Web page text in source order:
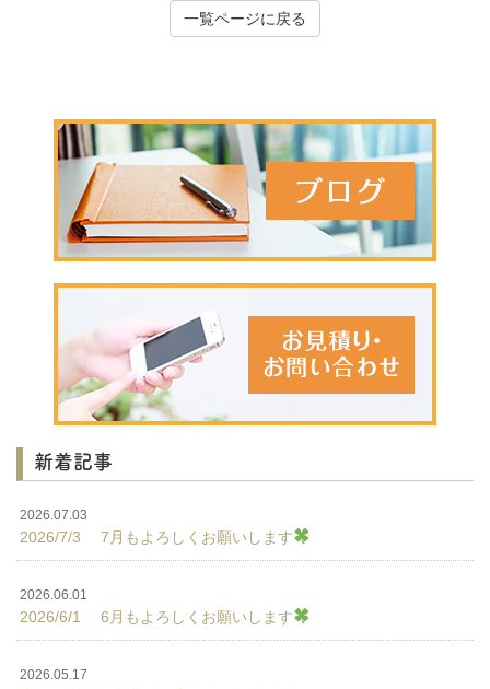
一覧ページに戻る
新着記事
2026.07.03
2026/7/3 7月もよろしくお願いします
2026.06.01
2026/6/1 6月もよろしくお願いします
2026.05.17